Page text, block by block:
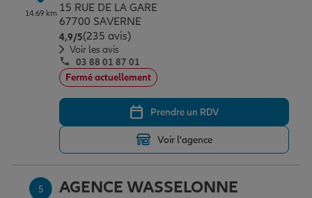
14.69 km 15 RUE DE LA GARE
67700 SAVERNE
4,9/5Note de 4.9 sur 5
(235 avis)
Voir les avis
03 88 01 87 01
Fermé actuellement
Prendre un RDV
Voir l'agence
5 AGENCE WASSELONNE